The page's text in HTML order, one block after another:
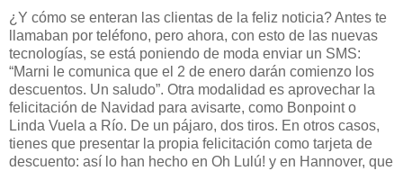
¿Y cómo se enteran las clientas de la feliz noticia? Antes te
llamaban por teléfono, pero ahora, con esto de las nuevas
tecnologías, se está poniendo de moda enviar un SMS:
“Marni le comunica que el 2 de enero darán comienzo los
descuentos. Un saludo”. Otra modalidad es aprovechar la
felicitación de Navidad para avisarte, como Bonpoint o
Linda Vuela a Río. De un pájaro, dos tiros. En otros casos,
tienes que presentar la propia felicitación como tarjeta de
descuento: así lo han hecho en Oh Lulú! y en Hannover, que